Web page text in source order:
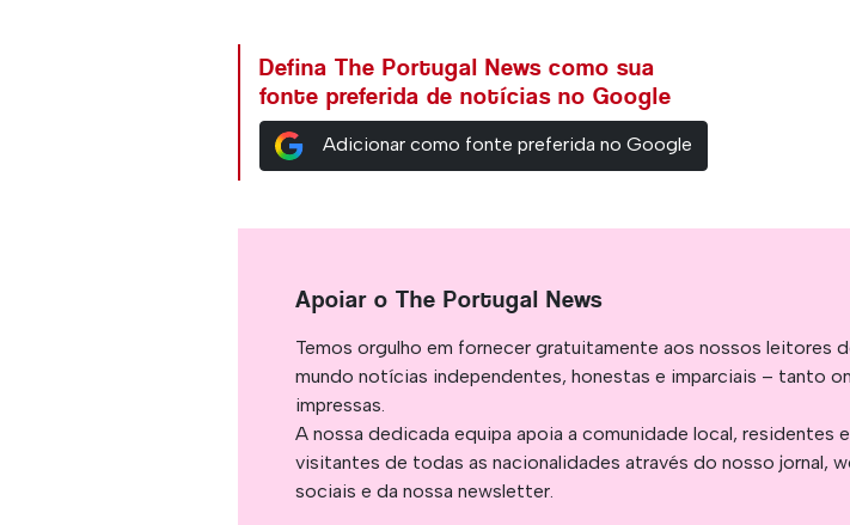
Defina The Portugal News como sua
fonte preferida de notícias no Google
Adicionar como fonte preferida no Google
Apoiar o The Portugal News
Temos orgulho em fornecer gratuitamente aos nossos leitores
mundo notícias independentes, honestas e imparciais – tanto
impressas.
A nossa dedicada equipa apoia a comunidade local, residentes
visitantes de todas as nacionalidades através do nosso jornal,
sociais e da nossa newsletter.